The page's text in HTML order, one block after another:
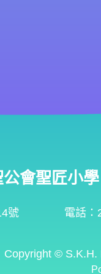
公會聖匠小
號 電話：
Copyright © S.K.H.